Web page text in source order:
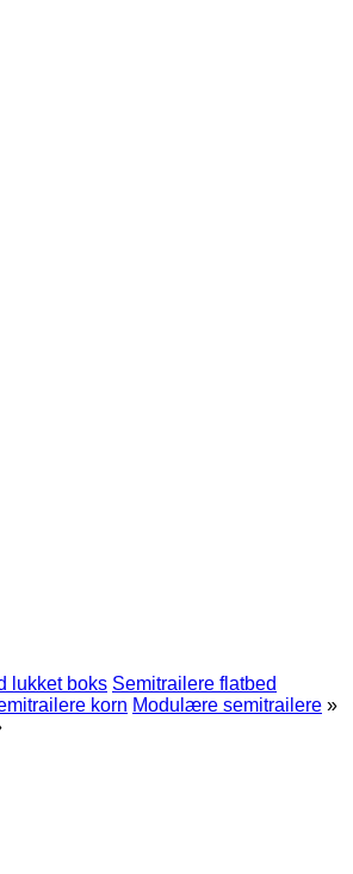
lukket boks Semitrailere flatbed
korn Modulære semitrailere »